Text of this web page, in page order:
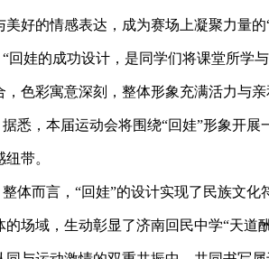
美好的情感表达，成为赛场上凝聚力量
“回娃的成功设计，是同学们将课堂所学
，色彩寓意深刻，整体形象充满活力与
据悉，本届运动会将围绕“回娃”形象开
纽带。
整体而言，“回娃”的设计实现了民族文
的场域，生动彰显了济南回民中学“天道